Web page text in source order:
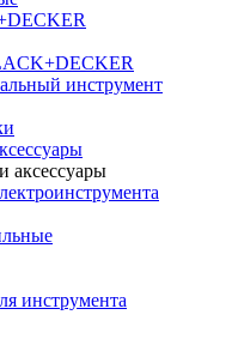
инструмент
аксессуары
инструмента